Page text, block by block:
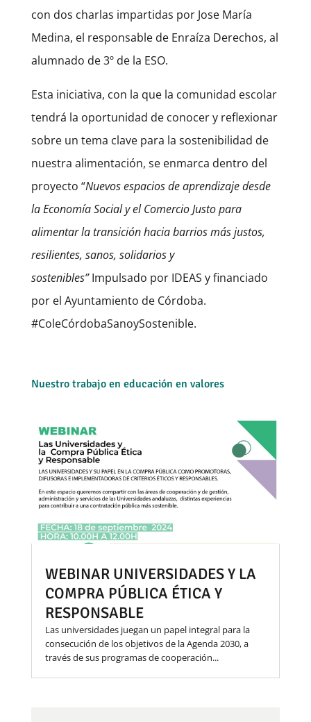
con dos charlas impartidas por Jose María
Medina, el responsable de Enraíza Derechos, al
alumnado de 3º de la ESO.
Esta iniciativa, con la que la comunidad escolar
tendrá la oportunidad de conocer y reflexionar
sobre un tema clave para la sostenibilidad de
nuestra alimentación, se enmarca dentro del
proyecto “Nuevos espacios de aprendizaje desde
la Economía Social y el Comercio Justo para
alimentar la transición hacia barrios más justos,
resilientes, sanos, solidarios y
sostenibles”Impulsado por IDEAS y financiado
por el Ayuntamiento de Córdoba.
#ColeCórdobaSanoySostenible.
Nuestro trabajo en educación en valores
WEBINAR UNIVERSIDADES Y LA
COMPRA PÚBLICA ÉTICA Y
RESPONSABLE
Las universidades juegan un papel integral para la
consecución de los objetivos de la Agenda 2030, a
través de sus programas de cooperación...